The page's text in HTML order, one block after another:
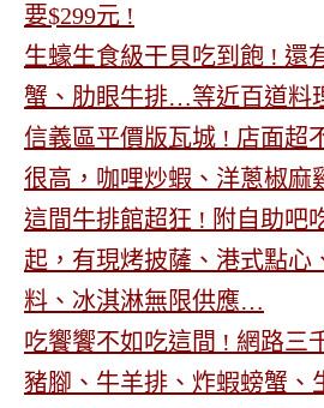
要$299元 !
生蠔生食級干貝吃到飽 ! 還
蟹、肋眼牛排…等近百道料
信義區平價版瓦城 ! 店面超
很高，咖哩炒蝦、洋蔥椒麻
這間牛排館超狂 ! 附自助吧
起，有現烤披薩、港式點心
料、冰淇淋無限供應…
吃饗饗不如吃這間 ! 網路三
豬腳、牛羊排、炸蝦螃蟹、